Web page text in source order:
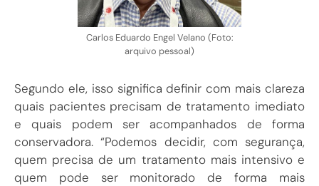
Carlos Eduardo Engel Velano (Foto:
arquivo pessoal)
Segundo ele, isso significa definir com mais clareza
quais pacientes precisam de tratamento imediato
e quais podem ser acompanhados de forma
conservadora. “Podemos decidir, com segurança,
quem precisa de um tratamento mais intensivo e
quem pode ser monitorado de forma mais